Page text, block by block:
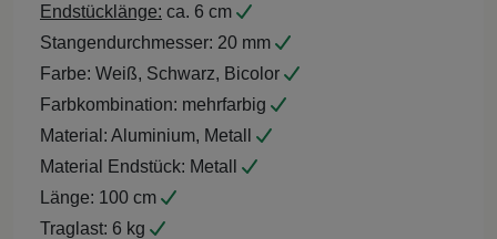
Endstücklänge: ca. 6 cm
Stangendurchmesser: 20 mm
Farbe: Weiß, Schwarz, Bicolor
Farbkombination: mehrfarbig
Material: Aluminium, Metall
Material Endstück: Metall
Länge: 100 cm
Traglast: 6 kg